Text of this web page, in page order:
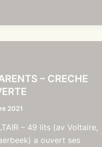
– CRECHE
2021
– 49 lits (av Voltaire,
a ouvert ses